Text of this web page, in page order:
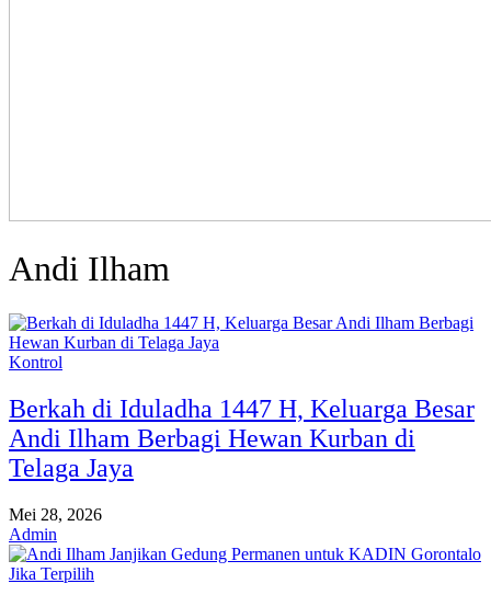
Andi Ilham
Kontrol
Berkah di Iduladha 1447 H, Keluarga Besar
Andi Ilham Berbagi Hewan Kurban di
Telaga Jaya
Mei 28, 2026
Admin